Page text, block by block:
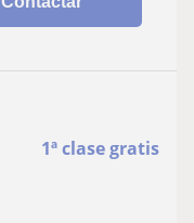
1ª clase gratis